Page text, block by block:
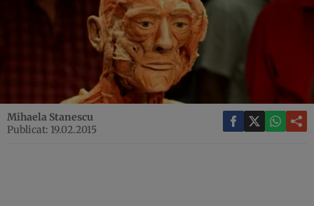
Mihaela Stanescu
Publicat: 19.02.2015